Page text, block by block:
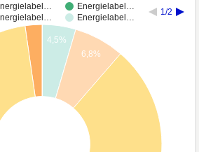
Energielabel…
Energielabel…
1/2
4,5%
6,8%